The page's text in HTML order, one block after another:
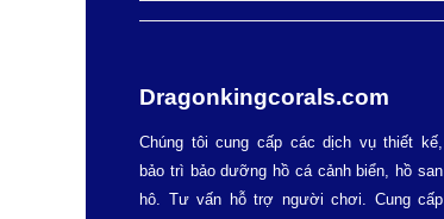
Dragonkingcorals.com
Chúng tôi cung cấp các dịch vụ thiết kế,
bảo trì bảo dưỡng hồ cá cảnh biển, hồ san
hô. Tư vấn hỗ trợ người chơi. Cung cấp